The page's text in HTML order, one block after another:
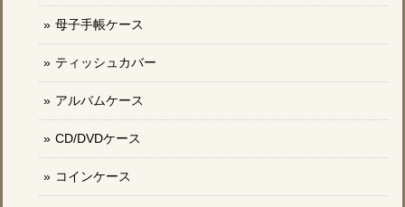
母子手帳ケース
ティッシュカバー
アルバムケース
CD/DVDケース
コインケース